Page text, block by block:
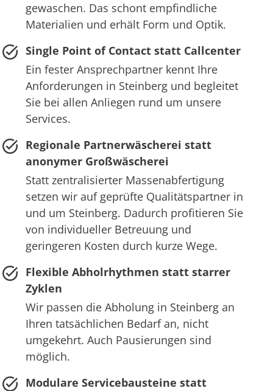
gewaschen. Das schont empfindliche
Materialien und erhält Form und Optik.
Single Point of Contact statt Callcenter
Ein fester Ansprechpartner kennt Ihre
Anforderungen in Steinberg und begleitet
Sie bei allen Anliegen rund um unsere
Services.
Regionale Partnerwäscherei statt
anonymer Großwäscherei
Statt zentralisierter Massenabfertigung
setzen wir auf geprüfte Qualitätspartner in
und um Steinberg. Dadurch profitieren Sie
von individueller Betreuung und
geringeren Kosten durch kurze Wege.
Flexible Abholrhythmen statt starrer
Zyklen
Wir passen die Abholung in Steinberg an
Ihren tatsächlichen Bedarf an, nicht
umgekehrt. Auch Pausierungen sind
möglich.
Modulare Servicebausteine statt